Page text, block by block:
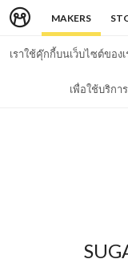
MAKERS
เราใช้คุ๊กกี้บนเว็บไซต์ขอ
เพื่อใช้บริกา